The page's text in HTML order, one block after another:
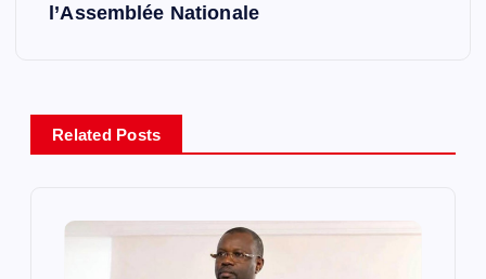
l’Assemblée Nationale
Related Posts